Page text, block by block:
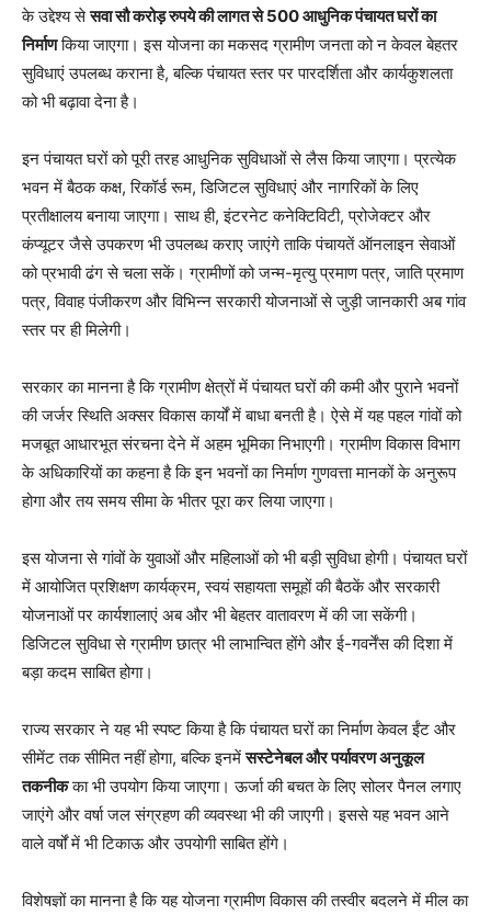
के उद्देश्य सेसवा सौ करोड़ रुपये की लागत से 500 आधुनिक पंचायत घरों का
निर्माणकिया जाएगा। इस योजना का मकसद ग्रामीण जनता को न केवल बेहतर
सुविधाएं उपलब्ध कराना है, बल्कि पंचायत स्तर पर पारदर्शिता और कार्यकुशलता
को भी बढ़ावा देना है।
इन पंचायत घरों को पूरी तरह आधुनिक सुविधाओं से लैस किया जाएगा। प्रत्येक
भवन में बैठक कक्ष, रिकॉर्ड रूम, डिजिटल सुविधाएं और नागरिकों के लिए
प्रतीक्षालय बनाया जाएगा। साथ ही, इंटरनेट कनेक्टिविटी, प्रोजेक्टर और
कंप्यूटर जैसे उपकरण भी उपलब्ध कराए जाएंगे ताकि पंचायतें ऑनलाइन सेवाओं
को प्रभावी ढंग से चला सकें। ग्रामीणों को जन्म-मृत्यु प्रमाण पत्र, जाति प्रमाण
पत्र, विवाह पंजीकरण और विभिन्न सरकारी योजनाओं से जुड़ी जानकारी अब गांव
स्तर पर ही मिलेगी।
सरकार का मानना है कि ग्रामीण क्षेत्रों में पंचायत घरों की कमी और पुराने भवनों
की जर्जर स्थिति अक्सर विकास कार्यों में बाधा बनती है। ऐसे में यह पहल गांवों को
मजबूत आधारभूत संरचना देने में अहम भूमिका निभाएगी। ग्रामीण विकास विभाग
के अधिकारियों का कहना है कि इन भवनों का निर्माण गुणवत्ता मानकों के अनुरूप
होगा और तय समय सीमा के भीतर पूरा कर लिया जाएगा।
इस योजना से गांवों के युवाओं और महिलाओं को भी बड़ी सुविधा होगी। पंचायत घरों
में आयोजित प्रशिक्षण कार्यक्रम, स्वयं सहायता समूहों की बैठकें और सरकारी
योजनाओं पर कार्यशालाएं अब और भी बेहतर वातावरण में की जा सकेंगी।
डिजिटल सुविधा से ग्रामीण छात्र भी लाभान्वित होंगे और ई-गवर्नेंस की दिशा में
बड़ा कदम साबित होगा।
राज्य सरकार ने यह भी स्पष्ट किया है कि पंचायत घरों का निर्माण केवल ईंट और
सीमेंट तक सीमित नहीं होगा, बल्कि इनमेंसस्टेनेबल और पर्यावरण अनुकूल
तकनीकका भी उपयोग किया जाएगा। ऊर्जा की बचत के लिए सोलर पैनल लगाए
जाएंगे और वर्षा जल संग्रहण की व्यवस्था भी की जाएगी। इससे यह भवन आने
वाले वर्षों में भी टिकाऊ और उपयोगी साबित होंगे।
विशेषज्ञों का मानना है कि यह योजना ग्रामीण विकास की तस्वीर बदलने में मील का